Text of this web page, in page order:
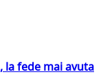
la fede mai avuta